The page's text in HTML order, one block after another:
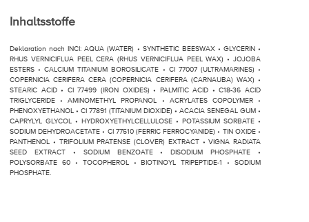
Inhaltsstoffe
Deklaration nach INCI: AQUA (WATER) • SYNTHETIC BEESWAX • GLYCERIN •
RHUS VERNICIFLUA PEEL CERA (RHUS VERNICIFLUA PEEL WAX) • JOJOBA
ESTERS • CALCIUM TITANIUM BOROSILICATE • CI 77007 (ULTRAMARINES) •
COPERNICIA CERIFERA CERA (COPERNICIA CERIFERA (CARNAUBA) WAX) •
STEARIC ACID • CI 77499 (IRON OXIDES) • PALMITIC ACID • C18-36 ACID
TRIGLYCERIDE • AMINOMETHYL PROPANOL • ACRYLATES COPOLYMER •
PHENOXYETHANOL • CI 77891 (TITANIUM DIOXIDE) • ACACIA SENEGAL GUM •
CAPRYLYL GLYCOL • HYDROXYETHYLCELLULOSE • POTASSIUM SORBATE •
SODIUM DEHYDROACETATE • CI 77510 (FERRIC FERROCYANIDE) • TIN OXIDE •
PANTHENOL • TRIFOLIUM PRATENSE (CLOVER) EXTRACT • VIGNA RADIATA
SEED EXTRACT • SODIUM BENZOATE • DISODIUM PHOSPHATE •
POLYSORBATE 60 • TOCOPHEROL • BIOTINOYL TRIPEPTIDE-1 • SODIUM
PHOSPHATE.